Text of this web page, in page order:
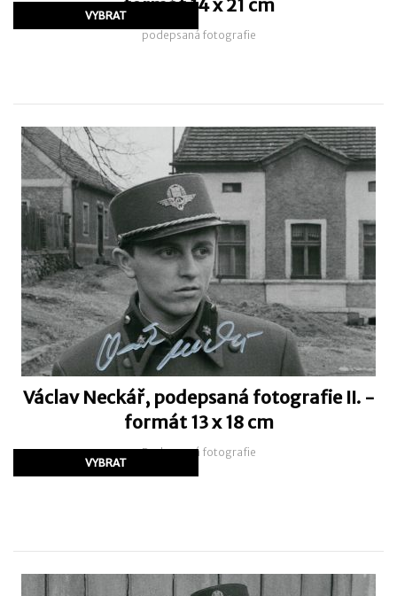
formát 14 x 21 cm
podepsaná fotografie
Václav Neckář, podepsaná fotografie II. -
formát 13 x 18 cm
Podepsaná fotografie